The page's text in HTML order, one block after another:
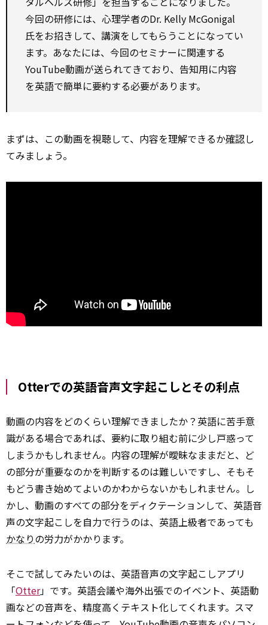
今回の研修には、心理学者のDr. Kelly McGonigal
氏をお招きして、講演をしてもらうことになってい
ます。あなたには、今回のセミナーに関連する
YouTube動画が送られてきており、告知用に内容
を英語で簡単に要約する必要があります。
まずは、この動画を視聴して、内容を理解できるか確認し
てみましょう。
Otterでの英語音声文字起こしとその利点
動画の内容をどのくらい理解できましたか？英語に苦手意
識がある場合であれば、要約に取り組む前に少し戸惑って
しまうかもしれません。内容の理解が曖昧なままだと、ど
の部分が重要なのかを判断するのは難しいですし、そもそ
もどう書き始めてよいのかわからないかもしれません。し
かし、動画のすべての部分をディクテーションして、英語音
声の文字起こしを自力で行うのは、英語上級者であっても
かなりの労力がかかります。
そこで試してみたいのは、英語音声の文字起こしアプリ
「Otter」です。英語会議や海外出張でのイベント、英語動
画などの音声を、精度高くテキスト化してくれます。スマ